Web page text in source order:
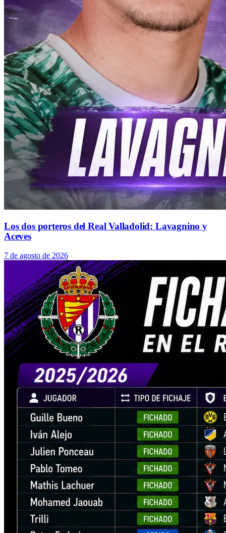
Los dos porteros del Real Valladolid: Lavagnino y
Aceves
7 de agosto de 2026